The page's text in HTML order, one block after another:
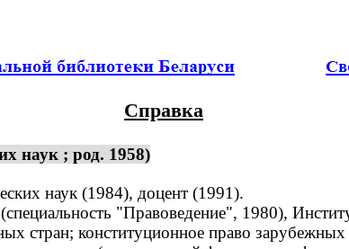
Справка
наук ; род. 1958)
наук (1984), доцент (1991).
"Правоведение", 1980),
стран; конституционное право